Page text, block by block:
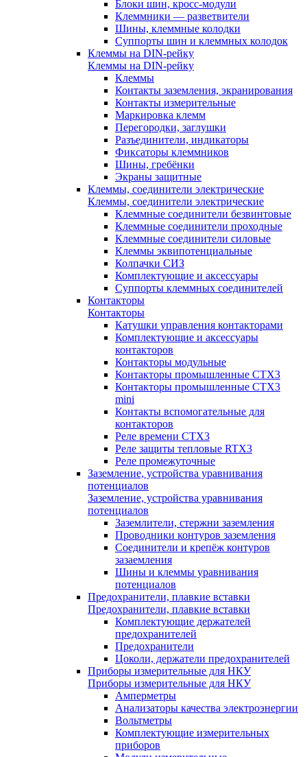
Блоки шин, кросс-модули
Клеммники — разветвители
Шины, клеммные колодки
Суппорты шин и клеммных колодок
Клеммы на DIN-рейку
Клеммы на DIN-рейку
Клеммы
Контакты заземления, экранирования
Контакты измерительные
Маркировка клемм
Перегородки, заглушки
Разъединители, индикаторы
Фиксаторы клеммников
Шины, гребёнки
Экраны защитные
Клеммы, соединители электрические
Клеммы, соединители электрические
Клеммные соединители безвинтовые
Клеммные соединители проходные
Клеммные соединители силовые
Клеммы эквипотенциальные
Колпачки СИЗ
Комплектующие и аксессуары
Суппорты клеммных соединителей
Контакторы
Контакторы
Катушки управления контакторами
Комплектующие и аксессуары
контакторов
Контакторы модульные
Контакторы промышленные CTX3
Контакторы промышленные CTX3
mini
Контакты вспомогательные для
контакторов
Реле времени CTX3
Реле защиты тепловые RTX3
Реле промежуточные
Заземление, устройства уравнивания
потенциалов
Заземление, устройства уравнивания
потенциалов
Заземлители, стержни заземления
Проводники контуров заземления
Соединители и крепёж контуров
зазаемления
Шины и клеммы уравнивания
потенциалов
Предохранители, плавкие вставки
Предохранители, плавкие вставки
Комплектующие держателей
предохранителей
Предохранители
Цоколи, держатели предохранителей
Приборы измерительные для НКУ
Приборы измерительные для НКУ
Амперметры
Анализаторы качества электроэнергии
Вольтметры
Комплектующие измерительных
приборов